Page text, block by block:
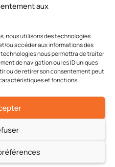
aux
nous utilisons des technologies
ou accéder aux informations des
nous permettra de traiter
de navigation ou les ID uniques
ou de retirer son consentement peut
et fonctions.
Edouard Touquet
13/14 ans
Jeu, Set et Match !